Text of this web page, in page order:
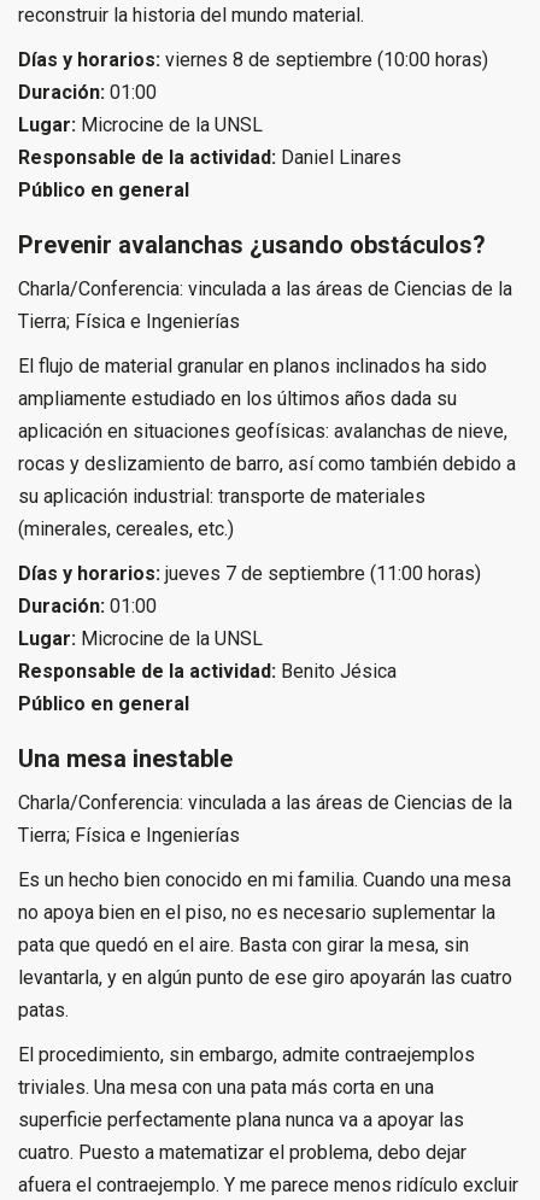
reconstruir la historia del mundo material.
Días y horarios: viernes 8 de septiembre (10:00 horas)
Duración: 01:00
Lugar: Microcine de la UNSL
Responsable de la actividad: Daniel Linares
Público en general
Prevenir avalanchas ¿usando obstáculos?
Charla/Conferencia: vinculada a las áreas de Ciencias de la
Tierra; Física e Ingenierías
El flujo de material granular en planos inclinados ha sido
ampliamente estudiado en los últimos años dada su
aplicación en situaciones geofísicas: avalanchas de nieve,
rocas y deslizamiento de barro, así como también debido a
su aplicación industrial: transporte de materiales
(minerales, cereales, etc.)
Días y horarios: jueves 7 de septiembre (11:00 horas)
Duración: 01:00
Lugar: Microcine de la UNSL
Responsable de la actividad: Benito Jésica
Público en general
Una mesa inestable
Charla/Conferencia: vinculada a las áreas de Ciencias de la
Tierra; Física e Ingenierías
Es un hecho bien conocido en mi familia. Cuando una mesa
no apoya bien en el piso, no es necesario suplementar la
pata que quedó en el aire. Basta con girar la mesa, sin
levantarla, y en algún punto de ese giro apoyarán las cuatro
patas.
El procedimiento, sin embargo, admite contraejemplos
triviales. Una mesa con una pata más corta en una
superficie perfectamente plana nunca va a apoyar las
cuatro. Puesto a matematizar el problema, debo dejar
afuera el contraejemplo. Y me parece menos ridículo excluir